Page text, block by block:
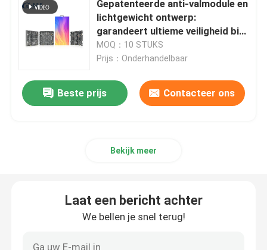
LED-dansvloer
LED-pixelverlichting
Flexibel LED-display
Gepatenteerde anti-valmodule en
lichtgewicht ontwerp:
garandeert ultieme veiligheid bij
hijsen op grote hoogte en snelle
verhuur
MOQ：10 STUKS
Prijs：Onderhandelbaar
Beste prijs Contacteer ons
Bekijk meer
Laat een bericht achter
We bellen je snel terug!